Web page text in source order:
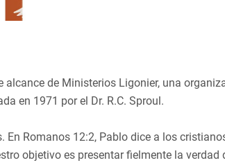
alcance de Ministerios Ligonier, una
en 1971 por el Dr. R.C. Sproul.
En Romanos 12:2, Pablo dice a los
objetivo es presentar fielmente la verdad